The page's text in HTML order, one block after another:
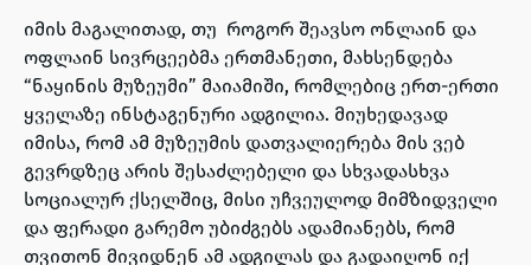
იმის მაგალითად, თუ როგორ შეავსო ონლაინ და
ოფლაინ სივრცეებმა ერთმანეთი, მახსენდება
“ნაყინის მუზეუმი” მაიამიში, რომლებიც ერთ-ერთი
ყველაზე ინსტაგენური ადგილია. მიუხედავად
იმისა, რომ ამ მუზეუმის დათვალიერება მის ვებ
გევრდზეც არის შესაძლებელი და სხვადასხვა
სოციალურ ქსელშიც, მისი უჩვეულოდ მიმზიდველი
და ფერადი გარემო უბიძგებს ადამიანებს, რომ
თვითონ მივიდნენ ამ ადგილას და გადაიღონ იქ